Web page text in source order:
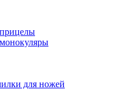
для ножей